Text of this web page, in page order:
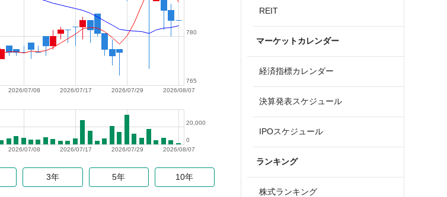
2026/08/07
2026/07/29
2026/07/17
2026/07/08
765
780
2026/08/07
2026/07/29
2026/07/17
2026/07/08
0
20,000
3年 5年 10年
REIT
マーケットカレンダー
経済指標カレンダー
決算発表スケジュール
IPOスケジュール
ランキング
株式ランキング